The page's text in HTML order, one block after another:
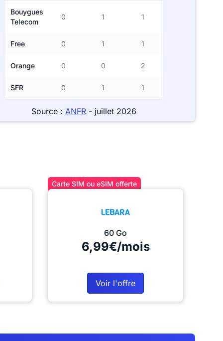
Bouygues
Telecom
0 1 1
Free 0 1 1
Orange 0 0 2
SFR 0 1 1
Source : ANFR- juillet 2026
Carte SIM ou eSIM offerte
60 Go
6,99€/mois
Voir l'offre